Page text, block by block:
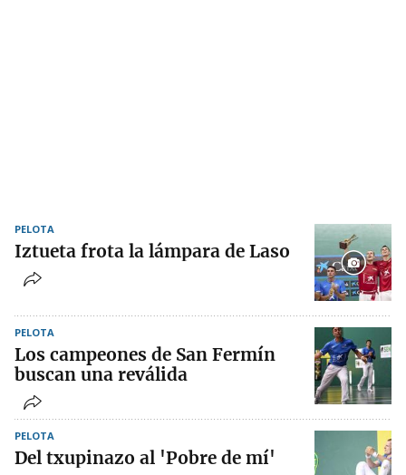
PELOTA
Iztueta frota la lámpara de Laso
PELOTA
Los campeones de San Fermín
buscan una reválida
PELOTA
Del txupinazo al 'Pobre de mí'